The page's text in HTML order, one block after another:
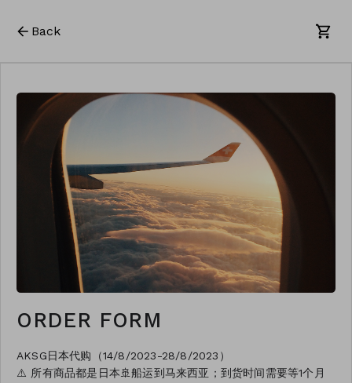
Back
ORDER FORM
AKSG日本代购（14/8/2023-28/8/2023）
⚠️ 所有商品都是日本🚢船运到马来西亚；到货时间需要等1个月